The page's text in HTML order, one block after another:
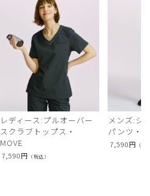
レディース:プルオーバー
スクラブトップス・
MOVE
7,590円 （税込）
メンズ:ジ
パンツ・
7,590円 （税